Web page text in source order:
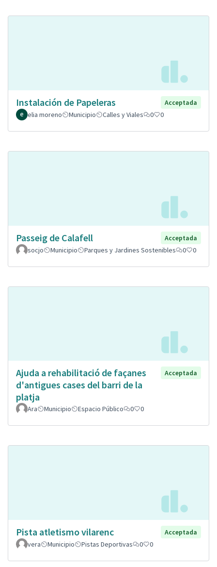
Instalación de Papeleras
Acceptada
elia moreno
Municipio Calles y Viales 0 0
Passeig de Calafell
Acceptada
socjo
Municipio Parques y Jardines Sostenibles 0 0
Ajuda a rehabilitació de façanes
d'antigues cases del barri de la
platja
Acceptada
Ara Municipio Espacio Público 0 0
Pista atletismo vilarenc
Acceptada
vera
Municipio Pistas Deportivas 0 0